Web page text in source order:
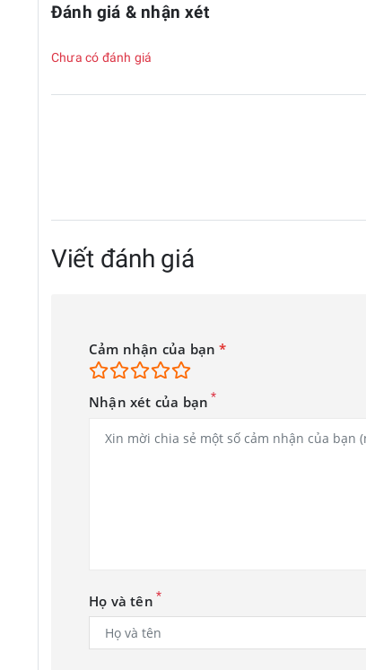
Đánh giá & nhận xét
Chưa có đánh giá
Viết đánh giá
Cảm nhận của bạn*
Nhận xét của bạn *
Họ và tên *